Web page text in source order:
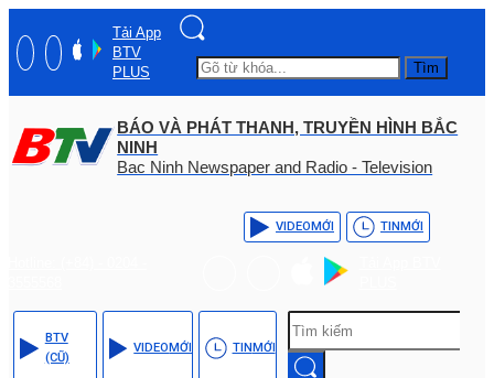
Tải App
BTV
PLUS
Tìm
BÁO VÀ PHÁT THANH, TRUYỀN HÌNH BẮC
NINH
Bac Ninh Newspaper and Radio - Television
VIDEOMỚI TINMỚI
BTV
(CŨ)
VIDEOMỚI TINMỚI